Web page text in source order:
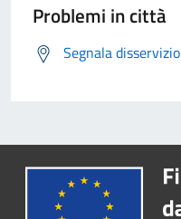
Problemi in città
Segnala disservizio